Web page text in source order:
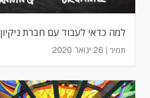
למה כדאי לעבוד עם חברת ניקיון
תמיר | 26 ינואר 2020